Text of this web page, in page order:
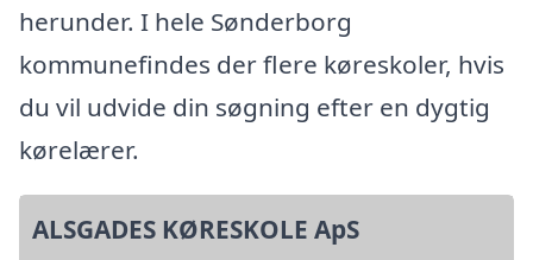
herunder. I hele Sønderborg
kommunefindes der flere køreskoler, hvis
du vil udvide din søgning efter en dygtig
kørelærer.
ALSGADES KØRESKOLE ApS